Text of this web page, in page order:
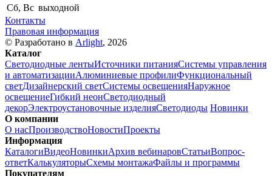
Сб, Вс выходной
Контакты
Правовая информация
© Разработано в Arlight, 2026
Каталог
Светодиодные лентыИсточники питанияСистемы управления
и автоматизацииАлюминиевые профилиФункциональный
светДизайнерский светСистемы освещенияНаружное
освещениеГибкий неонСветодиодный
декорЭлектроустановочные изделияСветодиоды Новинки
О компании
О насПроизводствоНовостиПроекты
Информация
КаталогиВидеоНовинкиАрхив вебинаровСтатьиВопрос-
ответКалькуляторыСхемы монтажаФайлы и программы
Покупателям